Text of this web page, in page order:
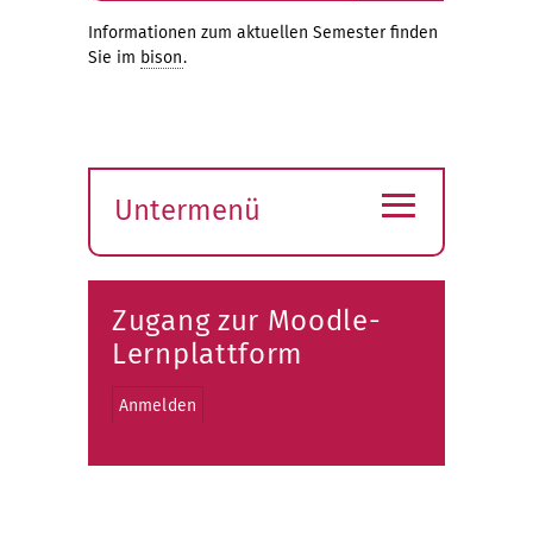
Informationen zum aktuellen Semester finden
Sie im bison.
Untermenü
öffnen
≡
Zugang zur Moodle-
Lernplattform
Anmelden